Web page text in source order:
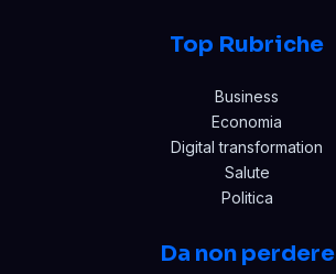
Top Rubriche
Business
Economia
Digital transformation
Salute
Politica
Da non perdere